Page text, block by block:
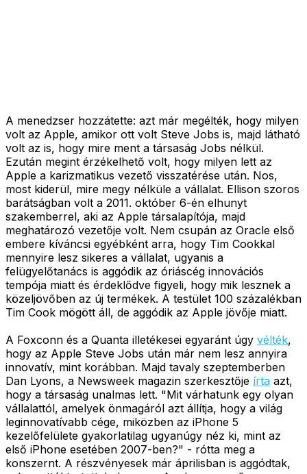
A menedzser hozzátette: azt már megélték, hogy milyen
volt az Apple, amikor ott volt Steve Jobs is, majd látható
volt az is, hogy mire ment a társaság Jobs nélkül.
Ezután megint érzékelhető volt, hogy milyen lett az
Apple a karizmatikus vezető visszatérése után. Nos,
most kiderül, mire megy nélküle a vállalat. Ellison szoros
barátságban volt a 2011. október 6-én elhunyt
szakemberrel, aki az Apple társalapítója, majd
meghatározó vezetője volt. Nem csupán az Oracle első
embere kíváncsi egyébként arra, hogy Tim Cookkal
mennyire lesz sikeres a vállalat, ugyanis a
felügyelőtanács is aggódik az óriáscég innovációs
tempója miatt és érdeklődve figyeli, hogy mik lesznek a
közeljövőben az új termékek. A testület 100 százalékban
Tim Cook mögött áll, de aggódik az Apple jövője miatt.
A Foxconn és a Quanta illetékesei egyaránt úgy vélték,
hogy az Apple Steve Jobs után már nem lesz annyira
innovatív, mint korábban. Majd tavaly szeptemberben
Dan Lyons, a Newsweek magazin szerkesztője írta azt,
hogy a társaság unalmas lett. "Mit várhatunk egy olyan
vállalattól, amelyek önmagáról azt állítja, hogy a világ
leginnovatívabb cége, miközben az iPhone 5
kezelőfelülete gyakorlatilag ugyanúgy néz ki, mint az
első iPhone esetében 2007-ben?" - rótta meg a
konszernt. A részvényesek már áprilisban is aggódtak,